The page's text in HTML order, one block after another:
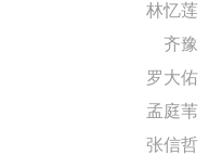
林忆莲
齐豫
罗大佑
孟庭苇
张信哲